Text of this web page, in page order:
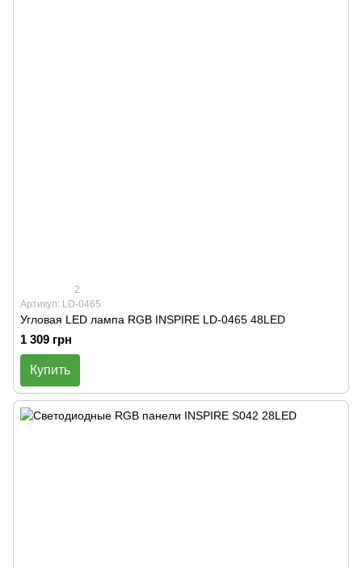
2
Артикул: LD-0465
Угловая LED лампа RGB INSPIRE LD-0465 48LED
1 309 грн
Купить